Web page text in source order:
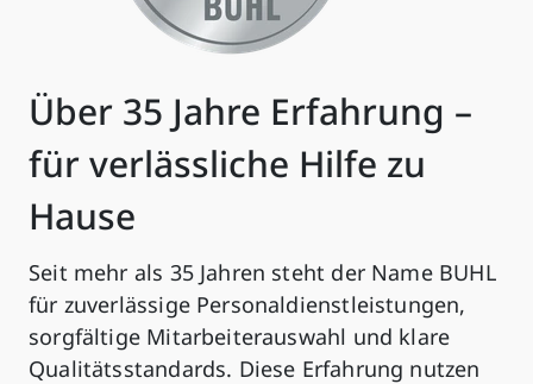
Über 35 Jahre Erfahrung –
für verlässliche Hilfe zu
Hause
Seit mehr als 35 Jahren steht der Name BUHL
für zuverlässige Personaldienstleistungen,
sorgfältige Mitarbeiterauswahl und klare
Qualitätsstandards. Diese Erfahrung nutzen